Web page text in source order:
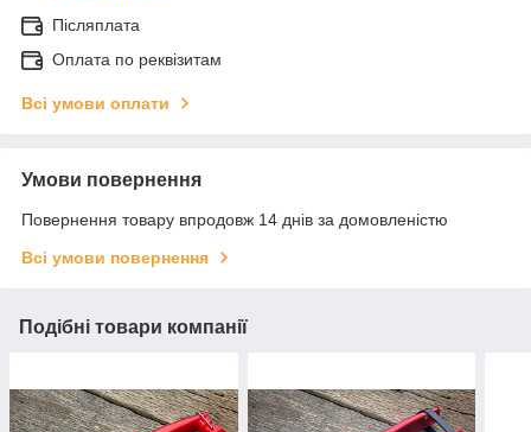
Післяплата
Оплата по реквізитам
Всі умови оплати
Умови повернення
Повернення товару впродовж 14 днів за домовленістю
Всі умови повернення
Подібні товари компанії